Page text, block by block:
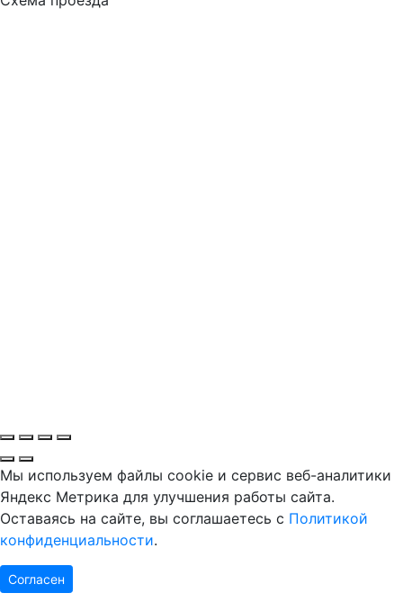
Мы используем файлы cookie и сервис веб-аналитики
Яндекс Метрика для улучшения работы сайта.
Оставаясь на сайте, вы соглашаетесь с Политикой
конфиденциальности.
Согласен